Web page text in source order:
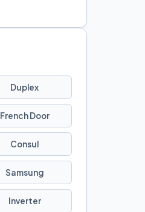
Duplex
French Door
Consul
Samsung
Inverter